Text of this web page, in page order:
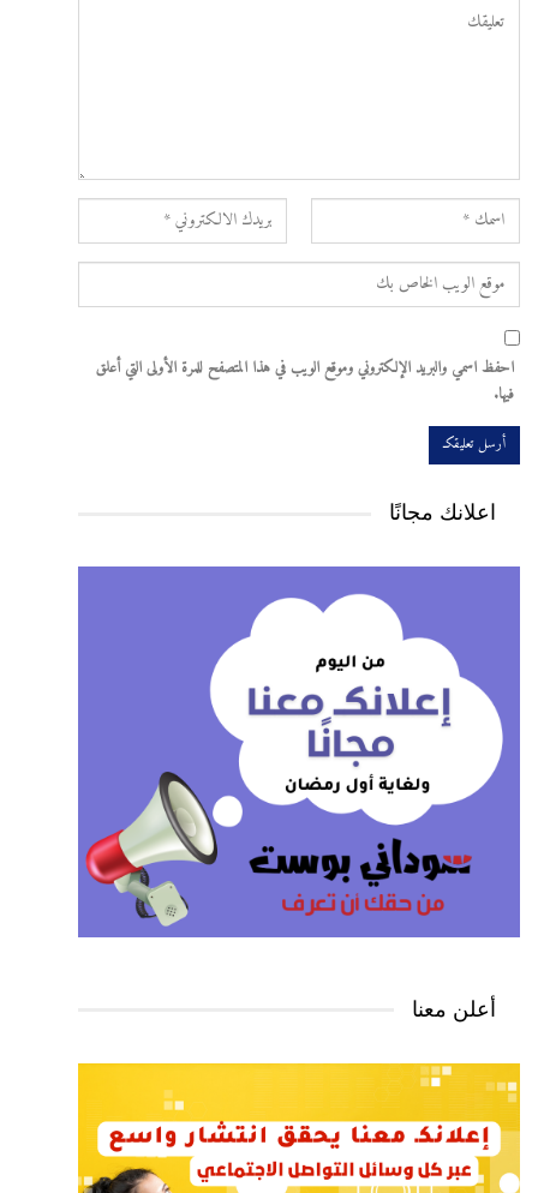
احفظ اسمي والبريد الإلكتروني وموقع الويب في هذا المتصفح للمرة الأولى التي أعلق
فيها.
اعلانك مجانًا
أعلن معنا